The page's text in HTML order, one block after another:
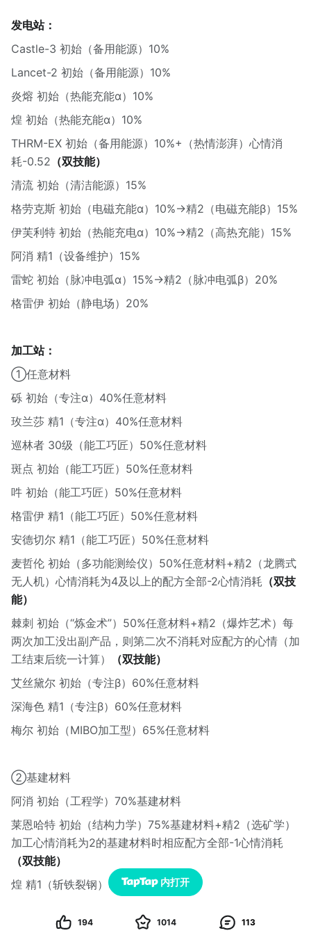
发电站：
Castle-3 初始（备用能源）10%
Lancet-2 初始（备用能源）10%
炎熔 初始（热能充能α）10%
煌 初始（热能充能α）10%
THRM-EX 初始（备用能源）10%+（热情澎湃）心情消
耗-0.52 （双技能）
清流 初始（清洁能源）15%
格劳克斯 初始（电磁充能α）10%→精2（电磁充能β）15%
伊芙利特 初始（热能充电α）10%→精2（高热充能）15%
阿消 精1（设备维护）15%
雷蛇 初始（脉冲电弧α）15%→精2（脉冲电弧β）20%
格雷伊 初始（静电场）20%
加工站：
①任意材料
砾 初始（专注α）40%任意材料
玫兰莎 精1（专注α）40%任意材料
巡林者 30级（能工巧匠）50%任意材料
斑点 初始（能工巧匠）50%任意材料
吽 初始（能工巧匠）50%任意材料
格雷伊 精1（能工巧匠）50%任意材料
安德切尔 精1（能工巧匠）50%任意材料
麦哲伦 初始（多功能测绘仪）50%任意材料+精2（龙腾式
无人机）心情消耗为4及以上的配方全部-2心情消耗 （双技
能）
棘刺 初始（“炼金术”）50%任意材料+精2（爆炸艺术）每
两次加工没出副产品，则第二次不消耗对应配方的心情（加
工结束后统一计算）
（双技能）
艾丝黛尔 初始（专注β）60%任意材料
深海色 精1（专注β）60%任意材料
梅尔 初始（MIBO加工型）65%任意材料
②基建材料
阿消 初始（工程学）70%基建材料
莱恩哈特 初始（结构力学）75%基建材料+精2（选矿学）
加工心情消耗为2的基建材料时相应配方全部-1心情消耗
（双技能）
煌 精1（斩铁裂钢）80%基建材料
③精英材料
194 1014 113
内打开